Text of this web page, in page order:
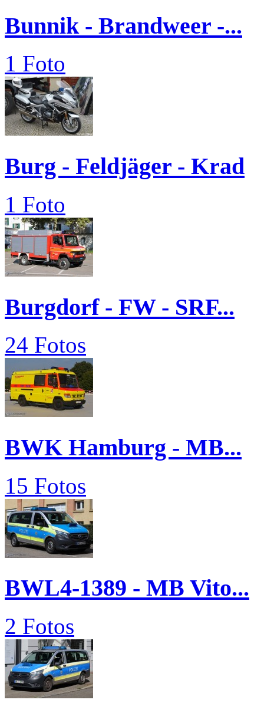
Bunnik - Brandweer -...
1 Foto
Burg - Feldjäger - Krad
1 Foto
Burgdorf - FW - SRF...
24 Fotos
BWK Hamburg - MB...
15 Fotos
BWL4-1389 - MB Vito...
2 Fotos